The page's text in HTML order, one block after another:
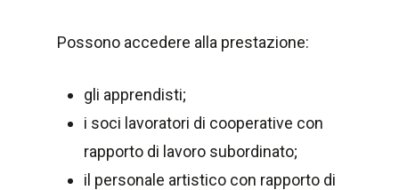
Possono accedere alla prestazione:
gli apprendisti;
i soci lavoratori di cooperative con
rapporto di lavoro subordinato;
il personale artistico con rapporto di